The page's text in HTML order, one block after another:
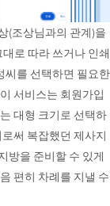
(조상님과의 관계)을
로 따라 쓰거나 인쇄
씨를 선택하면 필요한
서비스는 회원가입
대형 크기로 선택하
써 복잡했던 제사지
방을 준비할 수 있게
편히 차례를 지낼 수